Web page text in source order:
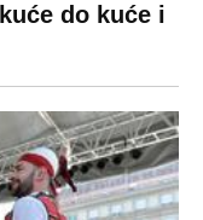
do kuće i